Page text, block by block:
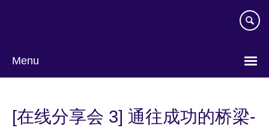
Menu
language
[在线分享会 3] 通往成功的桥梁-